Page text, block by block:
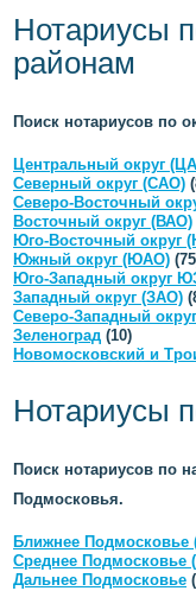
Нотариусы
районам
Поиск нотариусов по
Центральный округ
Северный округ (САО)
Северо-Восточный
Восточный округ (ВАО)
Юго-Восточный округ
Южный округ (ЮАО)
Юго-Западный округ
Западный округ (ЗАО)
Северо-Западный
Зеленоград (10)
Новомосковский и
Нотариусы
Поиск нотариусов по
Подмосковья.
Ближнее
Среднее Подмосковье
Дальнее Подмосковье